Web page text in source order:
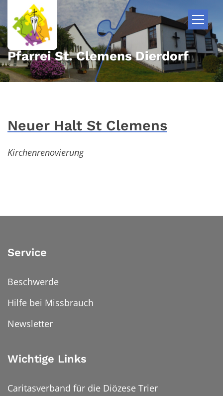
Zum Inhalt springen
Pfarrei St. Clemens Dierdorf
Neuer Halt St Clemens
Kirchenrenovierung
Service
Beschwerde
Hilfe bei Missbrauch
Newsletter
Wichtige Links
Caritasverband für die Diözese Trier